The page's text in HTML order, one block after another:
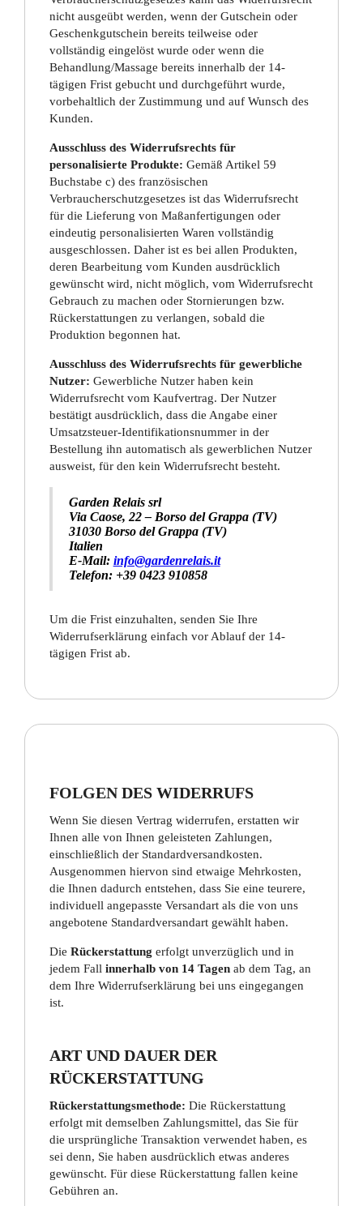
nicht ausgeübt werden, wenn der Gutschein oder
Geschenkgutschein bereits teilweise oder
vollständig eingelöst wurde oder wenn die
Behandlung/Massage bereits innerhalb der 14-
tägigen Frist gebucht und durchgeführt wurde,
vorbehaltlich der Zustimmung und auf Wunsch des
Kunden.
Ausschluss des Widerrufsrechts für
personalisierte Produkte: Gemäß Artikel 59
Buchstabe c) des französischen
Verbraucherschutzgesetzes ist das Widerrufsrecht
für die Lieferung von Maßanfertigungen oder
eindeutig personalisierten Waren vollständig
ausgeschlossen. Daher ist es bei allen Produkten,
deren Bearbeitung vom Kunden ausdrücklich
gewünscht wird, nicht möglich, vom Widerrufsrecht
Gebrauch zu machen oder Stornierungen bzw.
Rückerstattungen zu verlangen, sobald die
Produktion begonnen hat.
Ausschluss des Widerrufsrechts für gewerbliche
Nutzer: Gewerbliche Nutzer haben kein
Widerrufsrecht vom Kaufvertrag. Der Nutzer
bestätigt ausdrücklich, dass die Angabe einer
Umsatzsteuer-Identifikationsnummer in der
Bestellung ihn automatisch als gewerblichen Nutzer
ausweist, für den kein Widerrufsrecht besteht.
Garden Relais srl
Via Caose, 22 – Borso del Grappa (TV)
31030 Borso del Grappa (TV)
Italien
E-Mail: info@gardenrelais.it
Telefon: +39 0423 910858
Um die Frist einzuhalten, senden Sie Ihre
Widerrufserklärung einfach vor Ablauf der 14-
tägigen Frist ab.
FOLGEN DES WIDERRUFS
Wenn Sie diesen Vertrag widerrufen, erstatten wir
Ihnen alle von Ihnen geleisteten Zahlungen,
einschließlich der Standardversandkosten.
Ausgenommen hiervon sind etwaige Mehrkosten,
die Ihnen dadurch entstehen, dass Sie eine teurere,
individuell angepasste Versandart als die von uns
angebotene Standardversandart gewählt haben.
Die Rückerstattung erfolgt unverzüglich und in
jedem Fall innerhalb von 14 Tagenab dem Tag, an
dem Ihre Widerrufserklärung bei uns eingegangen
ist.
ART UND DAUER DER
RÜCKERSTATTUNG
Rückerstattungsmethode: Die Rückerstattung
erfolgt mit demselben Zahlungsmittel, das Sie für
die ursprüngliche Transaktion verwendet haben, es
sei denn, Sie haben ausdrücklich etwas anderes
gewünscht. Für diese Rückerstattung fallen keine
Gebühren an.